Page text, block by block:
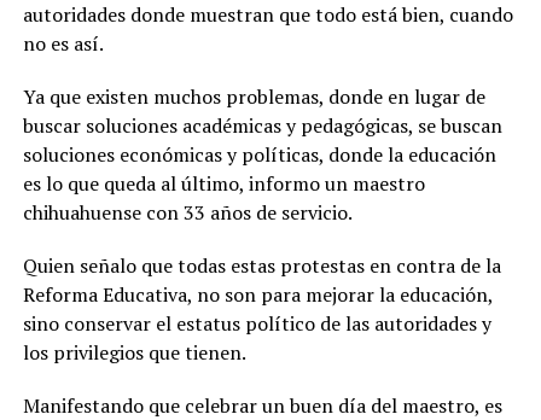
autoridades donde muestran que todo está bien, cuando
no es así.
Ya que existen muchos problemas, donde en lugar de
buscar soluciones académicas y pedagógicas, se buscan
soluciones económicas y políticas, donde la educación
es lo que queda al último, informo un maestro
chihuahuense con 33 años de servicio.
Quien señalo que todas estas protestas en contra de la
Reforma Educativa, no son para mejorar la educación,
sino conservar el estatus político de las autoridades y
los privilegios que tienen.
Manifestando que celebrar un buen día del maestro, es